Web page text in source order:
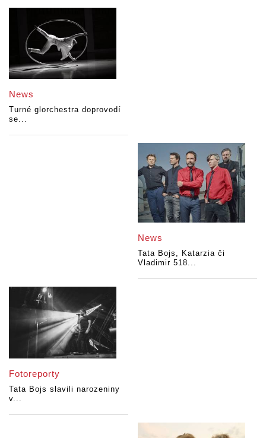
News
Turné glorchestra doprovodí
se...
News
Tata Bojs, Katarzia či
Vladimir 518...
Fotoreporty
Tata Bojs slavili narozeniny
v...